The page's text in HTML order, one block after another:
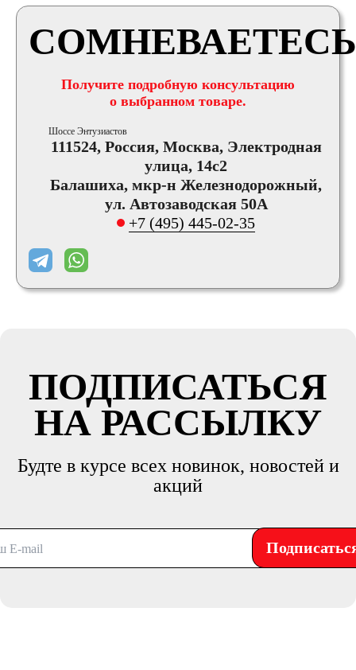
Получите подробную консультацию
о выбранном товаре.
Шоссе Энтузиастов
111524, Россия, Москва, Электродная
улица, 14с2
Балашиха, мкр-н Железнодорожный,
ул. Автозаводская 50А
+7 (495) 445-02-35
ПОДПИСАТЬСЯ
НА РАССЫЛКУ
Будте в курсе всех новинок, новостей и
акций